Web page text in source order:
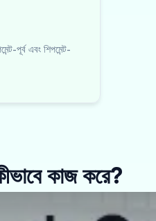
পূর্ব এবং শিপমেন্ট-
কাজ করে?